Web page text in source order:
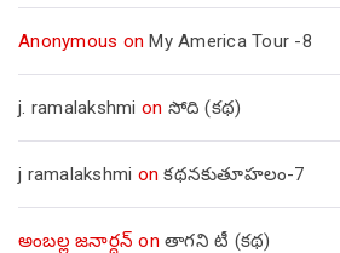
Anonymous onMy America Tour -8
j. ramalakshmi on సోది (కథ)
j ramalakshmi onకథనకుతూహలం-7
అంబల్ల జనార్దన్ on తాగని టీ (కథ)